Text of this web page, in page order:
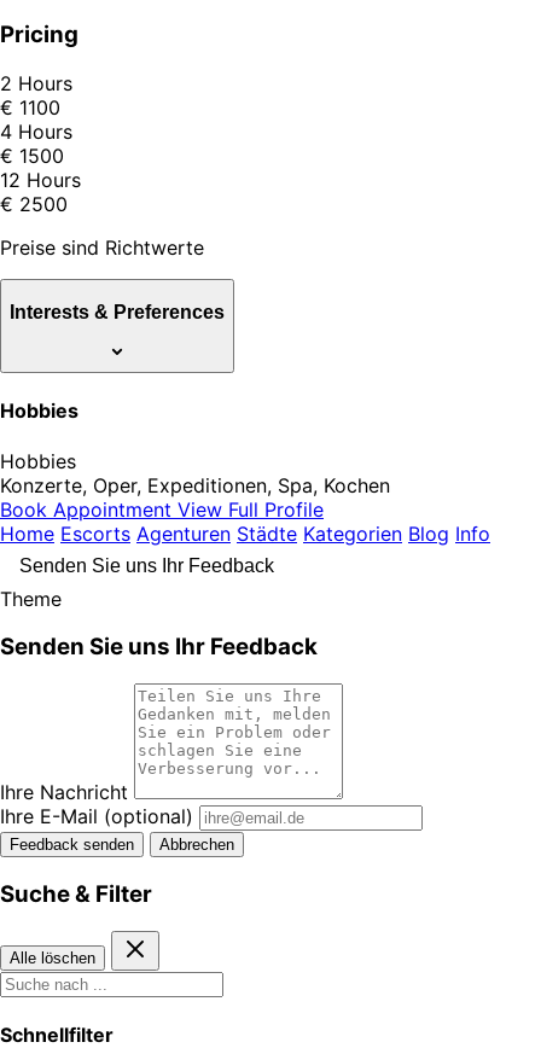
Pricing
2 Hours
€ 1100
4 Hours
€ 1500
12 Hours
€ 2500
Preise sind Richtwerte
Interests & Preferences
Hobbies
Hobbies
Konzerte, Oper, Expeditionen, Spa, Kochen
Book Appointment View Full Profile
Home Escorts Agenturen Städte Kategorien Blog Info
Senden Sie uns Ihr Feedback
Theme
Senden Sie uns Ihr Feedback
Ihre Nachricht
Ihre E-Mail (optional)
Feedback senden Abbrechen
Suche & Filter
Alle löschen
Schnellfilter